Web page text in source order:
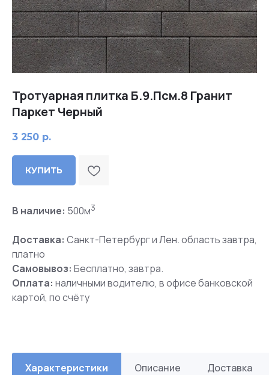
Тротуарная плитка Б.9.Псм.8 Гранит
Паркет Черный
3 250 р.
КУПИТЬ
В наличие: 500м3
Доставка: Санкт-Петербург и Лен. область завтра,
платно
Самовывоз: Бесплатно, завтра.
Оплата: наличными водителю, в офисе банковской
картой, по счёту
Характеристики Описание Доставка